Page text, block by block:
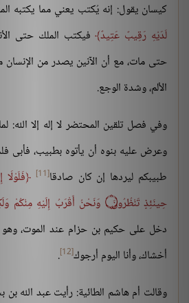
كيسان يقول: إنه يُكتب يعني مما يكتبه
لَدَيْهِ رَقِيبٌ عَتِيدٌ فيكتب الملك حتى
حتى مات، مع أن الآنين يصدر من الإنسان
الألم، وشدة الوجع.
وفي فصل تلقين المحتضر لا إله إلا الله:
وعرض عليه بنوه أن يأتوه بطبيب، فأبى
طبيبكم ليردها إن كان صادقا[11]
حِينَئِذٍ تَنْظُرُونَ۝ وَنَحْنُ أَقْرَبُ إِلَيْهِ مِنْكُمْ
دخل على حكيم بن حزام عند الموت، وهو
أخشاك، وأنا اليوم أرجوك[12]
.
وقالت أم هاشم الطائية: رأيت عبد الله